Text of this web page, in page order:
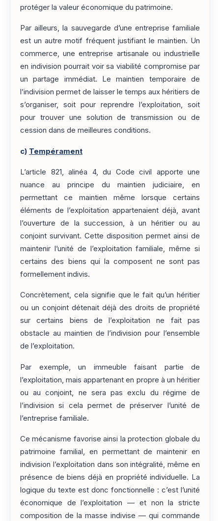
protéger la valeur économique du patrimoine.
Par ailleurs, la sauvegarde d’une entreprise familiale
est un autre motif fréquent justifiant le maintien. Un
commerce, une entreprise artisanale ou industrielle
en indivision pourrait voir sa viabilité compromise par
un partage immédiat. Le maintien temporaire de
l’indivision permet de laisser le temps aux héritiers de
s’organiser, soit pour reprendre l’exploitation, soit
pour trouver une solution de transmission ou de
cession dans de meilleures conditions.
c) Tempérament
L’article 821, alinéa 4, du Code civil apporte une
nuance au principe du maintien judiciaire, en
permettant ce maintien même lorsque certains
éléments de l’exploitation appartenaient déjà, avant
l’ouverture de la succession, à un héritier ou au
conjoint survivant. Cette disposition permet ainsi de
maintenir l’unité de l’exploitation familiale, même si
certains des biens qui la composent ne sont pas
formellement indivis.
Concrètement, cela signifie que le fait qu’un héritier
ou un conjoint détenait déjà des droits de propriété
sur certains biens de l’exploitation ne fait pas
obstacle au maintien de l’indivision pour l’ensemble
de l’exploitation.
Par exemple, un immeuble faisant partie de
l’exploitation, mais appartenant en propre à un héritier
ou au conjoint, ne sera pas exclu du régime de
l’indivision si cela permet de préserver l’unité de
l’entreprise familiale.
Ce mécanisme favorise ainsi la protection globale du
patrimoine familial, en permettant de maintenir en
indivision l’exploitation dans son intégralité, même en
présence de biens déjà en propriété individuelle. La
logique du texte est donc fonctionnelle : c’est l’unité
économique de l’exploitation — et non la stricte
composition de la masse indivise — qui commande